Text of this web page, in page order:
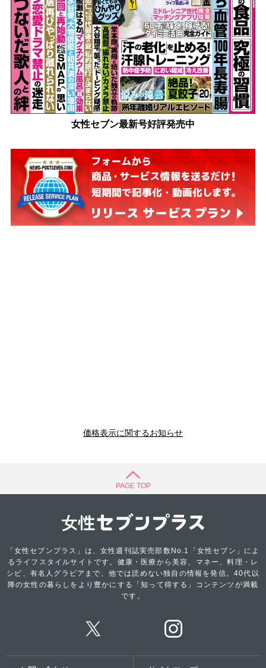
女性セブン最新号好評発売中
価格表示に関するお知らせ
PAGE TOP
「女性セブンプラス」は、女性週刊誌実売部数No.1「女性セブン」によ
るライフスタイルサイトです。健康・医療から美容、マネー、料理・レ
シピ、有名人グラビアまで、他では読めない独自の情報を発信。40代以
降の女性の暮らしをより豊かにする「知って得する」コンテンツが満載
です。